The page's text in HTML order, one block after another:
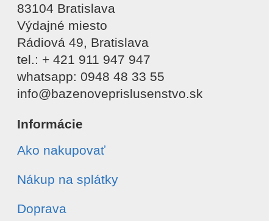
83104 Bratislava
Výdajné miesto
Rádiová 49, Bratislava
tel.: + 421 911 947 947
whatsapp: 0948 48 33 55
info@bazenoveprislusenstvo.sk
Informácie
Ako nakupovať
Nákup na splátky
Doprava